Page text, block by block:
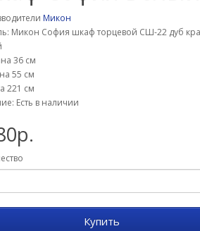
Микон
Микон София шкаф торцевой СШ-22 дуб
36 см
55 см
221 см
Есть в наличии
Купить